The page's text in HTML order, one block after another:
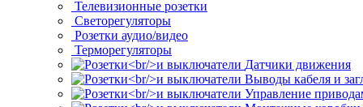
Телевизионные розетки
Светорегуляторы
Розетки аудио/видео
Терморегуляторы
Датчики движения
Выводы кабеля и
Управление